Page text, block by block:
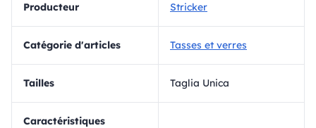
Producteur Stricker
Catégorie d'articles Tasses et verres
Tailles Taglia Unica
Caractéristiques